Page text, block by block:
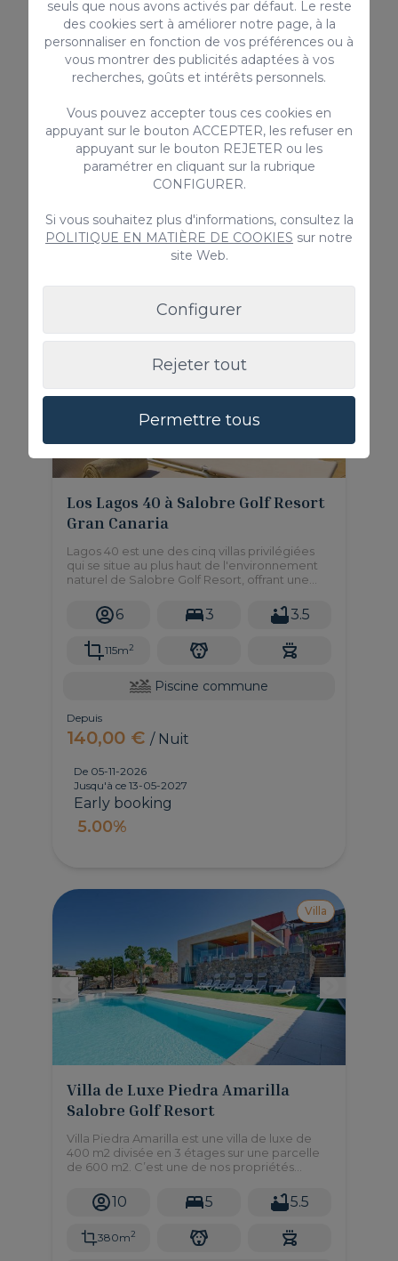
vue panoramique sur le golf et les
montagnes.
6 3 3.5
115m 2
Depuis
255,00 €/ Nuit
Early booking
5.00%
Los Lagos 40 à Salobre Golf Resort
Gran Canaria
Lagos 40 est une des cinq villas privilégiées
qui se situe au plus haut de l'environnement
naturel de Salobre Golf Resort, offrant une
montagnes.
6 3 3.5
115m2
Piscine commune
Depuis
140,00 €/ Nuit
De 05-11-2026
Jusqu'à ce 13-05-2027
Early booking
5.00%
Villa
Villa de Luxe Piedra Amarilla
Salobre Golf Resort
Villa Piedra Amarilla est une villa de luxe de
400 m2 divisée en 3 étages sur une parcelle
de 600 m2. C’est une de nos propriétés
8 adultes et 2 bébés.
10 5 5.5
380m2
seuls que nous avons activés par défaut. Le reste
des cookies sert à améliorer notre page, à la
personnaliser en fonction de vos préférences ou à
vous montrer des publicités adaptées à vos
recherches, goûts et intérêts personnels.
Vous pouvez accepter tous ces cookies en
appuyant sur le bouton ACCEPTER, les refuser en
appuyant sur le bouton REJETER ou les
paramétrer en cliquant sur la rubrique
CONFIGURER.
Si vous souhaitez plus d'informations, consultez la
POLITIQUE EN MATIÈRE DE COOKIES sur notre
site Web.
Configurer
Rejeter tout
Permettre tous